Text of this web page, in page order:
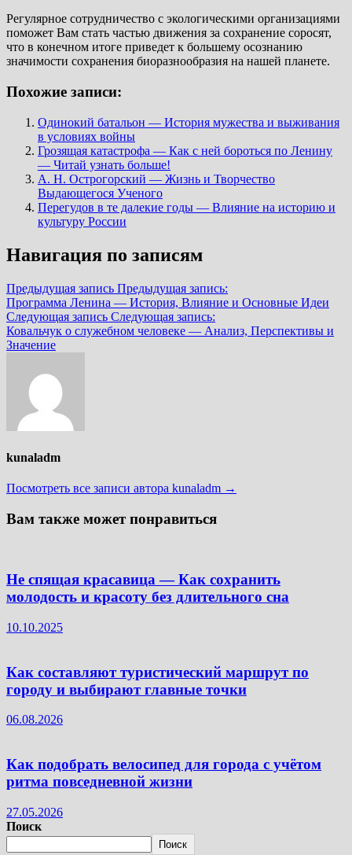
Регулярное сотрудничество с экологическими организациями
поможет Вам стать частью движения за сохранение соросят,
что в конечном итоге приведет к большему осознанию
значимости сохранения биоразнообразия на нашей планете.
Похожие записи:
Одинокий батальон — История мужества и выживания
в условиях войны
Грозящая катастрофа — Как с ней бороться по Ленину
— Читай узнать больше!
А. Н. Острогорский — Жизнь и Творчество
Выдающегося Ученого
Перегудов в те далекие годы — Влияние на историю и
культуру России
Навигация по записям
Предыдущая запись Предыдущая запись:
Программа Ленина — История, Влияние и Основные Идеи
Следующая запись Следующая запись:
Ковальчук о служебном человеке — Анализ, Перспективы и
Значение
kunaladm
Посмотреть все записи автора kunaladm →
Вам также может понравиться
Не спящая красавица — Как сохранить
молодость и красоту без длительного сна
10.10.2025
Как составляют туристический маршрут по
городу и выбирают главные точки
06.08.2026
Как подобрать велосипед для города с учётом
ритма повседневной жизни
27.05.2026
Поиск
Поиск